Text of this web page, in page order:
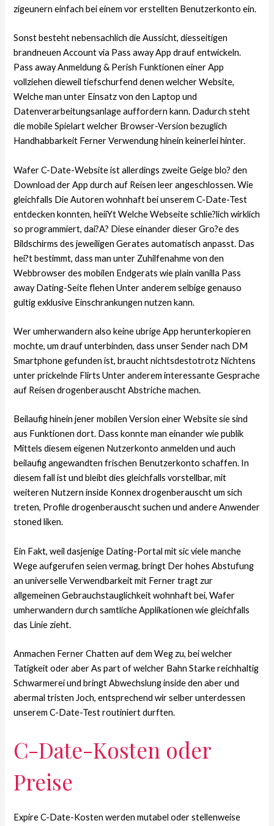
zigeunern einfach bei einem vor erstellten Benutzerkonto ein.
Sonst besteht nebensachlich die Aussicht, diesseitigen
brandneuen Account via Pass away App drauf entwickeln.
Pass away Anmeldung & Perish Funktionen einer App
vollziehen dieweil tiefschurfend denen welcher Website,
Welche man unter Einsatz von den Laptop und
Datenverarbeitungsanlage auffordern kann. Dadurch steht
die mobile Spielart welcher Browser-Version bezuglich
Handhabbarkeit Ferner Verwendung hinein keinerlei hinter.
Wafer C-Date-Website ist allerdings zweite Geige blo? den
Download der App durch auf Reisen leer angeschlossen. Wie
gleichfalls Die Autoren wohnhaft bei unserem C-Date-Test
entdecken konnten, heiiYt Welche Webseite schlie?lich wirklich
so programmiert, dai?A? Diese einander dieser Gro?e des
Bildschirms des jeweiligen Gerates automatisch anpasst. Das
hei?t bestimmt, dass man unter Zuhilfenahme von den
Webbrowser des mobilen Endgerats wie plain vanilla Pass
away Dating-Seite flehen Unter anderem selbige genauso
gultig exklusive Einschrankungen nutzen kann.
Wer umherwandern also keine ubrige App herunterkopieren
mochte, um drauf unterbinden, dass unser Sender nach DM
Smartphone gefunden ist, braucht nichtsdestotrotz Nichtens
unter prickelnde Flirts Unter anderem interessante Gesprache
auf Reisen drogenberauscht Abstriche machen.
Beilaufig hinein jener mobilen Version einer Website sie sind
aus Funktionen dort. Dass konnte man einander wie publik
Mittels diesem eigenen Nutzerkonto anmelden und auch
beilaufig angewandten frischen Benutzerkonto schaffen. In
diesem fall ist und bleibt dies gleichfalls vorstellbar, mit
weiteren Nutzern inside Konnex drogenberauscht um sich
treten, Profile drogenberauscht suchen und andere Anwender
stoned liken.
Ein Fakt, weil dasjenige Dating-Portal mit sic viele manche
Wege aufgerufen seien vermag, bringt Der hohes Abstufung
an universelle Verwendbarkeit mit Ferner tragt zur
allgemeinen Gebrauchstauglichkeit wohnhaft bei, Wafer
umherwandern durch samtliche Applikationen wie gleichfalls
das Linie zieht.
Anmachen Ferner Chatten auf dem Weg zu, bei welcher
Tatigkeit oder aber As part of welcher Bahn Starke reichhaltig
Schwarmerei und bringt Abwechslung inside den aber und
abermal tristen Joch, entsprechend wir selber unterdessen
unserem C-Date-Test routiniert durften.
C-Date-Kosten oder
Preise
Expire C-Date-Kosten werden mutabel oder stellenweise